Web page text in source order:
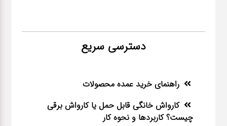
دسترسی سریع
راهنمای خرید عمده محصولات
کارواش خانگی قابل حمل یا کارواش برقی
چیست؟ کاربردها و نحوه کار